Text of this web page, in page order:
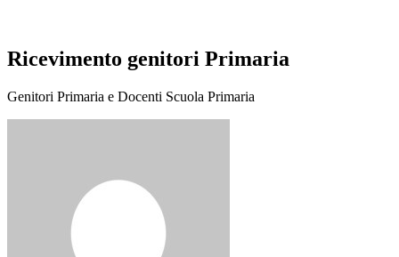
Ricevimento genitori Primaria
Genitori Primaria e Docenti Scuola Primaria